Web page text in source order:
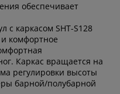
обеспечивает
с каркасом SHT-S128
комфортное
Каркас вращается на
регулировки высоты
барной/полубарной